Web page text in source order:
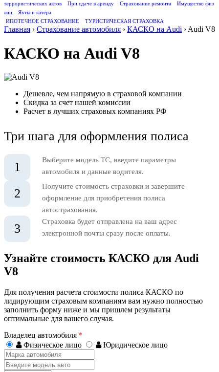
террористических актов
При сдаче в аренду Страхование ремонта
Имущество физ
лиц
Яхты и катера
ИПОТЕЧНОЕ СТРАХОВАНИЕ
ТУРИСТИЧЕСКАЯ СТРАХОВКА
Главная › Страхование автомобиля › КАСКО на Audi › Audi V8
КАСКО на Audi V8
Дешевле, чем напрямую в страховой компании
Скидка за счет нашей комиссии
Расчет в лучших страховых компаниях РФ
Три шага для оформления полиса
1
Выберите модель ТС, введите параметры
автомобиля и данные водителя.
2
Получите стоимость страховки и завершите
оформление для приобретения полиса
автострахования.
3
Страховка будет отправлена на ваш адрес
электронной почты сразу после оплаты.
Узнайте стоимость КАСКО для Audi
V8
Для получения расчета стоимости полиса КАСКО по
лидирующим страховым компаниям вам нужно полностью
заполнить форму ниже и мы пришлем результаты
оптимальные для вашего случая.
Владелец автомобиля *
Физическое лицо
Юридическое лицо
Марка
автомобиля
Введите